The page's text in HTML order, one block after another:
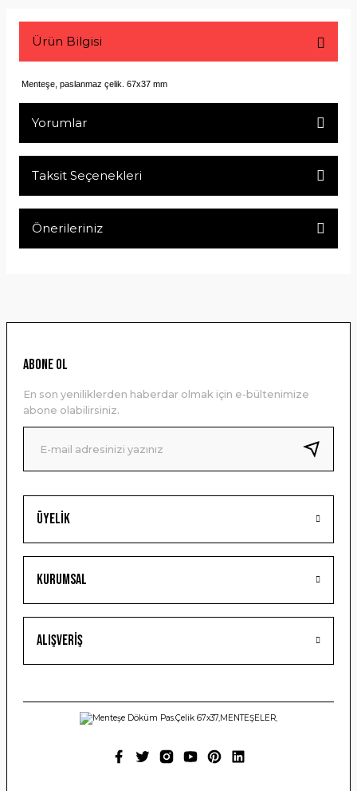
Ürün Bilgisi
Menteşe, paslanmaz çelik. 67x37 mm
Yorumlar
Taksit Seçenekleri
Önerileriniz
Ürün resmi kalitesiz, bozuk veya görüntülenemiyor.
Ürün bilgilerinde hatalar bulunuyor.
Ürün fiyatı diğer sitelerden daha pahalı.
Bu ürüne benzer farklı alternatifler olmalı.
Gönder
Üyelik
Kurumsal
Alışveriş
ABONE OL
En son yeniliklerden haberdar olmak için e-bültenimize
abone olabilirsiniz.